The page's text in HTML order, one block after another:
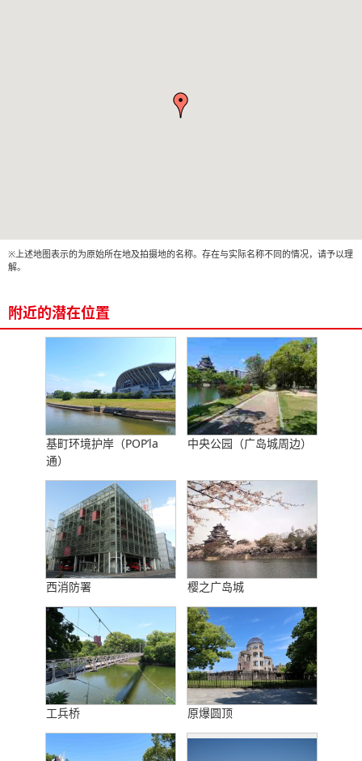
※上述地图表示的为原始所在地及拍摄地的名称。存在与实际名称不同的情况，请予以理
解。
附近的潜在位置
基町环境护岸（POP’la
通）
中央公园（广岛城周边）
西消防署 樱之广岛城
工兵桥 原爆圆顶